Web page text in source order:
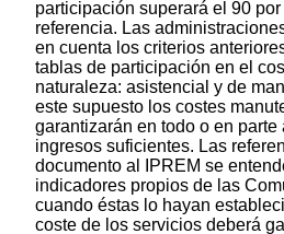
participación superará el 90
referencia. Las
en cuenta los criterios
tablas de participación en el
naturaleza: asistencial y de
este supuesto los costes
garantizarán en todo o en
ingresos suficientes. Las
documento al IPREM se
indicadores propios de las
cuando éstas lo hayan
coste de los servicios deberá